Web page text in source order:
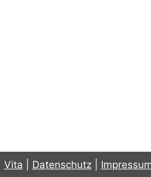
Vita Datenschutz